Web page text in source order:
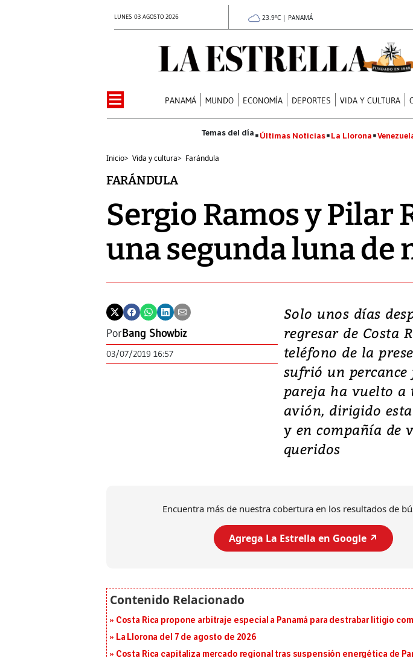
LUNES 03 AGOSTO 2026 23.9°C | PANAMÁ
PANAMÁ MUNDO ECONOMÍA DEPORTES VIDA Y CULTURA
Últimas Noticias La Llorona
Inicio> Vida y cultura> Farándula
FARÁNDULA
Sergio Ramos y Pilar
una segunda luna
PorBang Showbiz
03/07/2019 16:57
Solo unos días
regresar de Costa
teléfono de la
sufrió un
pareja ha vuelto a
avión, dirigido
y en compañía de
queridos
Encuentra más de nuestra cobertura en los resultados de
Agrega La Estrella en Google ↗️
Costa Rica propone arbitraje especial a Panamá para destrabar litigio
La Llorona del 7 de agosto de 2026
Costa Rica capitaliza mercado regional tras suspensión energética de
Video,
deja
daños en
7,1 se registró
julio en la
al sur de
emergencia de